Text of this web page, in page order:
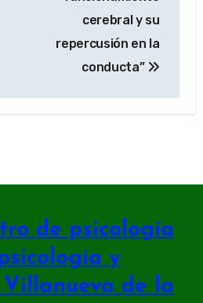
cerebral y su
repercusión en la
conducta”
de psicología
y
de la